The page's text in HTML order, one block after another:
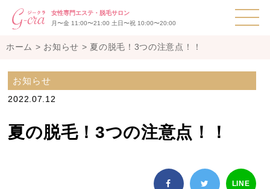
女性専門エステ・脱毛サロン
月〜金 11:00〜21:00 土日〜祝 10:00〜20:00
ホーム > お知らせ > 夏の脱毛！3つの注意点！！
お知らせ
2022.07.12
夏の脱毛！3つの注意点！！
LINE